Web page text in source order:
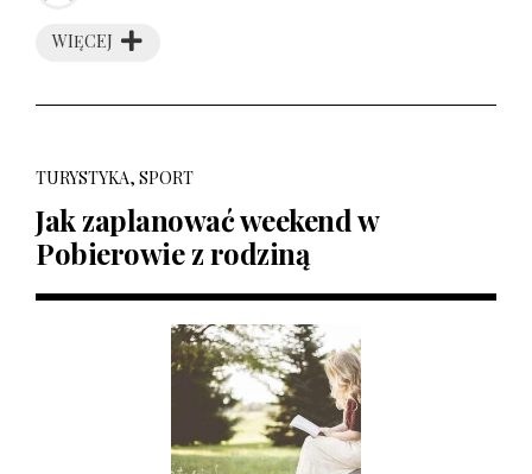
WIĘCEJ
TURYSTYKA, SPORT
Jak zaplanować weekend w
Pobierowie z rodziną